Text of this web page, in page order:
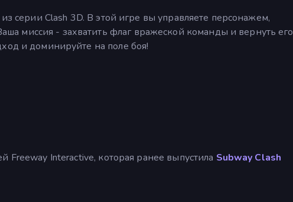
серии Clash 3D. В этой игре вы управляете персонажем,
миссия - захватить флаг вражеской команды и вернуть его
и доминируйте на поле боя!
Freeway Interactive, которая ранее выпустила Subway Clash